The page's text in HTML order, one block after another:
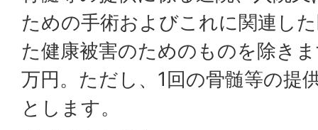
ための手術およびこれに関連し
た健康被害のためのものを除き
万円。ただし、1回の骨髄等の提
とします。